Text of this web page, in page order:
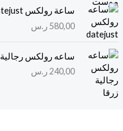
ساعة رولكس datejust بيضا
580,00ر.س
ساعه رولكس رجالية
240,00ر.س